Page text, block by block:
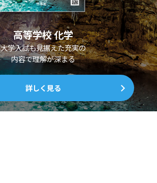
高等学校 化学
大学入試も見据えた充実の
内容で理解が深まる
詳しく見る